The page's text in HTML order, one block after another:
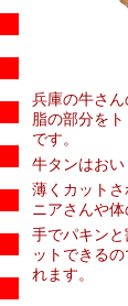
兵庫の牛さん
脂の部分を
です。
牛タンはお
薄くカット
ニアさんや体
手でパキン
ットできる
れます。